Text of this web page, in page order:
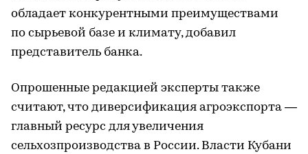
обладает конкурентными преимуществами
по сырьевой базе и климату, добавил
представитель банка.
Опрошенные редакцией эксперты также
считают, что диверсификация агроэкспорта —
главный ресурс для увеличения
сельхозпроизводства в России. Власти Кубани